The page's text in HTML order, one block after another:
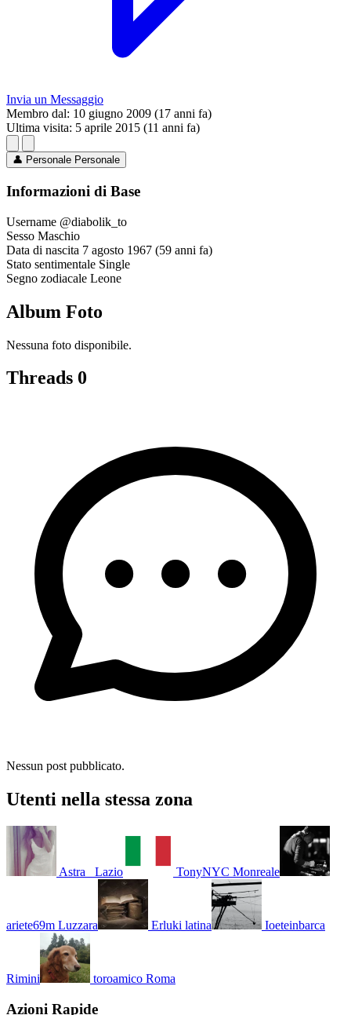
Invia un Messaggio
Membro dal: 10 giugno 2009 (17 anni fa)
Ultima visita: 5 aprile 2015 (11 anni fa)
👤 Personale Personale
Informazioni di Base
Username @diabolik_to
Sesso Maschio
Data di nascita 7 agosto 1967 (59 anni fa)
Stato sentimentale Single
Segno zodiacale Leone
Album Foto
Nessuna foto disponibile.
Threads 0
Nessun post pubblicato.
Utenti nella stessa zona
Astra_ Lazio TonyNYC Monreale
ariete69m Luzzara Erluki latina Ioeteinbarca
Rimini toroamico Roma
Azioni Rapide